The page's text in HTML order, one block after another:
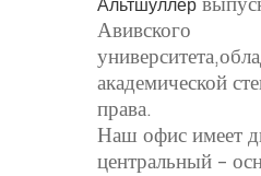
Альтшуллер
Авивского
академической
права.
Наш офис имеет
центральный –